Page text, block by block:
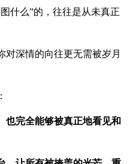
什么”的 ，往往是从未真正
对深情的向往更无需被岁月
也完全能够被真正地看见和